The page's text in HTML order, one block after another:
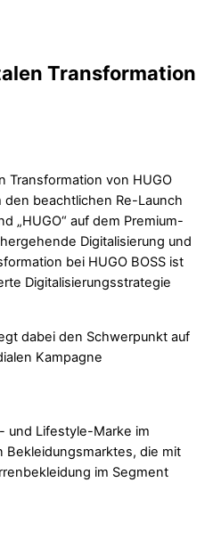
Transformation
Transformation von HUGO
den beachtlichen Re-Launch
„HUGO“ auf dem Premium-
Digitalisierung und
bei HUGO BOSS ist
Digitalisierungsstrategie
dabei den Schwerpunkt auf
Kampagne
und Lifestyle-Marke im
Bekleidungsmarktes, die mit
im Segment